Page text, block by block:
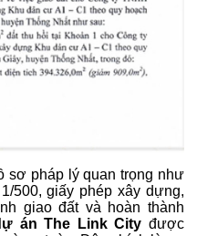
sơ pháp lý quan trọng như
500, giấy phép xây dựng,
giao đất và hoàn thành
án The Link City được